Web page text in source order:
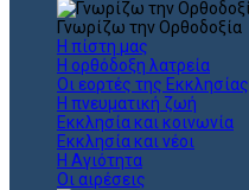
Γνωρίζω την Ορθοδοξία
Η πίστη μας
Η ορθόδοξη λατρεία
Οι εορτές της Εκκλησίας
Η πνευματική ζωή
Εκκλησία και κοινωνία
Εκκλησία και νέοι
Η Αγιότητα
Οι αιρέσεις